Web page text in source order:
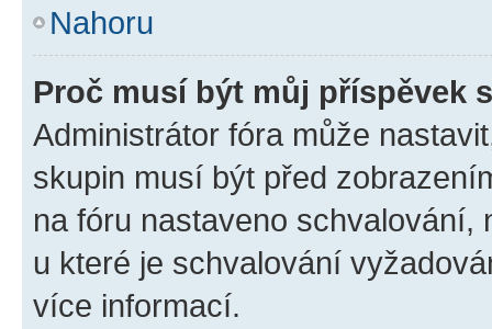
Nahoru
Proč musí být můj příspěvek
Administrátor fóra může
skupin musí být před
na fóru nastaveno schvalování,
u které je schvalování
více informací.